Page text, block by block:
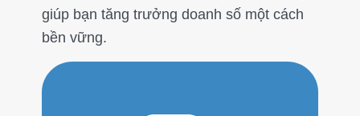
giúp bạn tăng trưởng doanh số một cách
bền vững.